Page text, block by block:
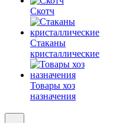
Скотч
Стаканы
кристаллические
Товары хоз
назначения